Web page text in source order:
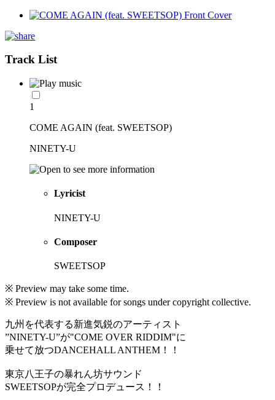
Track List
1
COME AGAIN (feat. SWEETSOP)
NINETY-U
Lyricist
NINETY-U
Composer
SWEETSOP
※ Preview may take some time.
※ Preview is not available for songs under copyright collective.
九州を代表する新進気鋭のアーティスト
”NINETY-U”が"COME OVER RIDDIM"に
乗せて放つDANCEHALL ANTHEM！！
東京八王子の暴れん坊サウンド
SWEETSOPが完全プロデュース！！